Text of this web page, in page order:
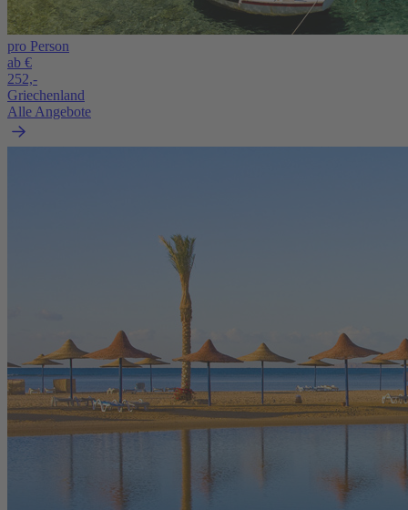
pro Person
ab €
252,-
Griechenland
Alle Angebote